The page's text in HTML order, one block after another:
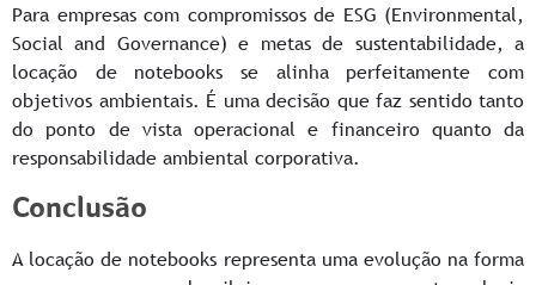
Para empresas com compromissos de ESG (Environmental,
Social and Governance) e metas de sustentabilidade, a
locação de notebooks se alinha perfeitamente com
objetivos ambientais. É uma decisão que faz sentido tanto
do ponto de vista operacional e financeiro quanto da
responsabilidade ambiental corporativa.
Conclusão
A locação de notebooks representa uma evolução na forma